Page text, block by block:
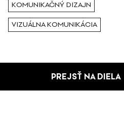
KOMUNIKAČNÝ DIZAJN
VIZUÁLNA KOMUNIKÁCIA
PREJSŤ NA DIELA